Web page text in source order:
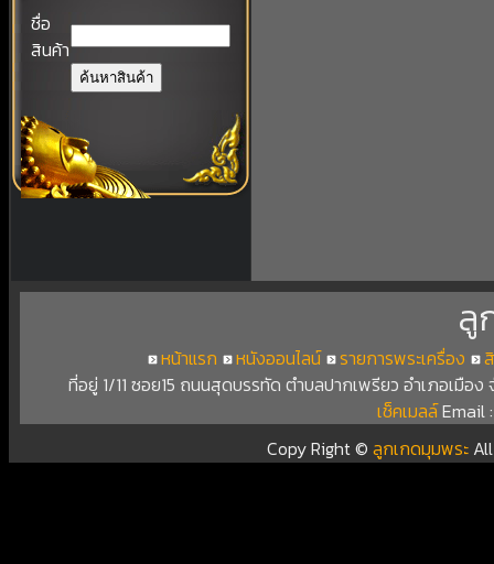
ชื่อ
สินค้า
ลู
หน้าแรก หนังออนไลน์ รายการพระเครื่อง
ที่อยู่ 1/11 ซอย15 ถนนสุดบรรทัด ตำบลปากเพรียว อำเภอเมือ
เช็คเมลล์Email
Copy Right ©ลูกเกดมุมพระ